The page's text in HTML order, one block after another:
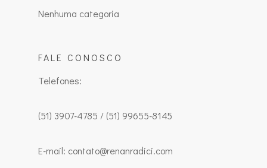
Nenhuma categoria
FALE CONOSCO
Telefones:
(51) 3907-4785 / (51) 99655-8145
E-mail: contato@renanradici.com